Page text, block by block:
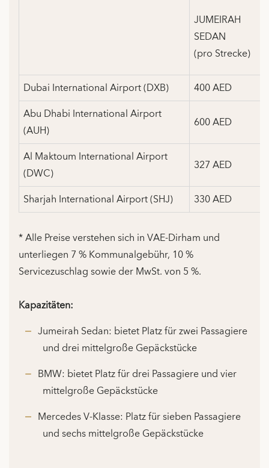
JUMEIRAH
SEDAN
(pro Strecke)
Dubai International Airport (DXB)
400 AED
Abu Dhabi International Airport
(AUH)
600 AED
Al Maktoum International Airport
(DWC)
327 AED
Sharjah International Airport (SHJ) 330 AED
* Alle Preise verstehen sich in VAE-Dirham und
unterliegen 7 % Kommunalgebühr, 10 %
Servicezuschlag sowie der MwSt. von 5 %.
Kapazitäten:
Jumeirah Sedan: bietet Platz für zwei Passagiere
und drei mittelgroße Gepäckstücke
BMW: bietet Platz für drei Passagiere und vier
mittelgroße Gepäckstücke
Mercedes V-Klasse: Platz für sieben Passagiere
und sechs mittelgroße Gepäckstücke